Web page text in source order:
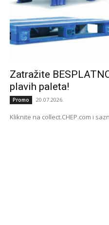
Zatražite
plavih paleta!
Promo 20.07.2026.
Kliknite na collect.CHEP.com i